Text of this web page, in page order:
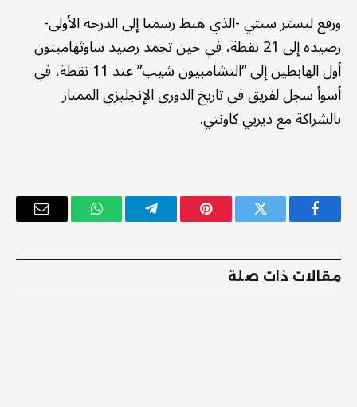
ورفع ليستر سيتي -الذي هبط رسميا إلى الدرجة الأولى-
رصيده إلى 21 نقطة، في حين تجمد رصيد ساوثهامبتون
أول الهابطين إلى “التشامبيون شيب” عند 11 نقطة، في
أسوأ سجل لفريق في تاريخ الدوري الإنجليزي الممتاز
بالشراكة مع ديربي كاونتي.
فيسبوك تويتر بينتيريستتيلقرام واتساب
البريد
مقالات ذات صلة